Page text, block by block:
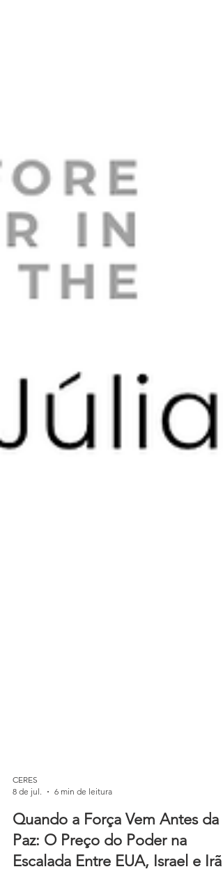
8 de jul.
6 min de leitura
Quando a Força Vem Antes da
Paz: O Preço do Poder na